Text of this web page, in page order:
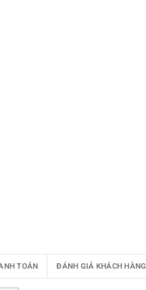
TOÁN ĐÁNH GIÁ KHÁCH HÀNG